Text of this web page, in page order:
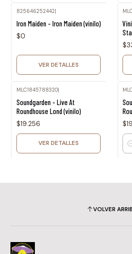
825646252442|
Iron Maiden - Iron Maiden (vinilo)
$0
VER DETALLES
MLC1845788320|
Soundgarden - Live At
Roundhouse Lond (vinilo)
$19.256
VER DETALLES
VOLVER